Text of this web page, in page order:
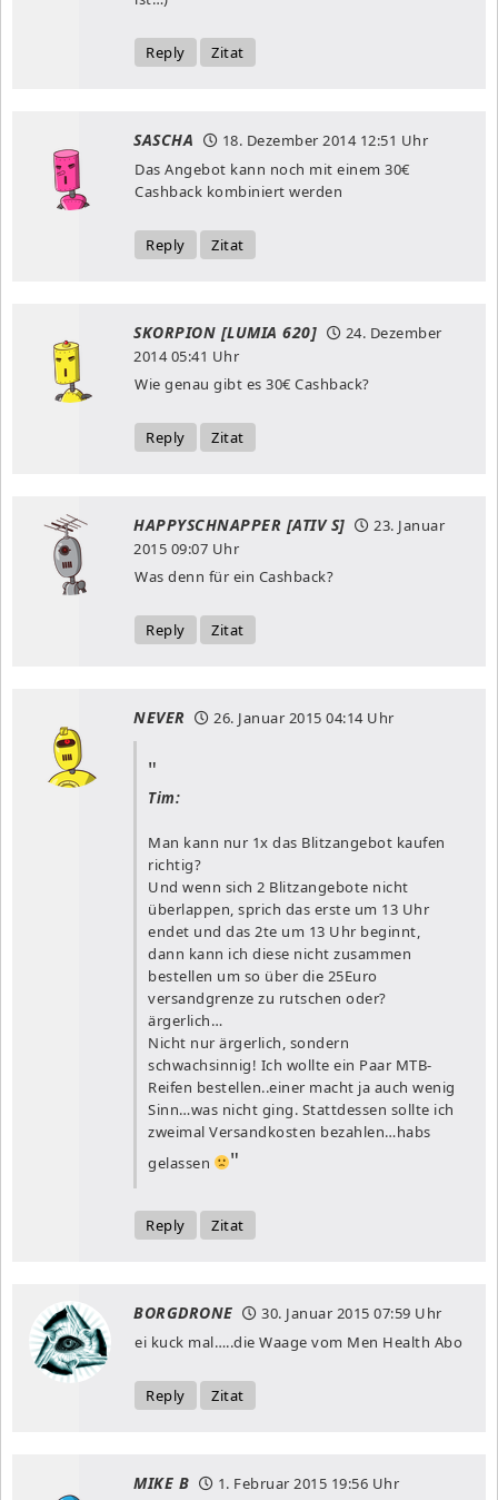
Reply Zitat
SASCHA 18. Dezember 201412:51 Uhr
Das Angebot kann noch mit einem 30€
Cashback kombiniert werden
Reply Zitat
SKORPION [LUMIA 620]
24. Dezember
201405:41 Uhr
Wie genau gibt es 30€ Cashback?
Reply Zitat
HAPPYSCHNAPPER [ATIV S]
23. Januar
2015 09:07 Uhr
Was denn für ein Cashback?
Reply Zitat
NEVER 26. Januar 2015 04:14 Uhr
Tim:
Man kann nur 1x das Blitzangebot kaufen
richtig?
Und wenn sich 2 Blitzangebote nicht
überlappen, sprich das erste um 13 Uhr
endet und das 2te um 13 Uhr beginnt,
dann kann ich diese nicht zusammen
bestellen um so über die 25Euro
versandgrenze zu rutschen oder?
ärgerlich…
Nicht nur ärgerlich, sondern
schwachsinnig! Ich wollte ein Paar MTB-
Reifen bestellen..einer macht ja auch wenig
Sinn…was nicht ging. Stattdessen sollte ich
zweimal Versandkosten bezahlen…habs
gelassen
Reply Zitat
BORGDRONE 30. Januar 2015 07:59 Uhr
ei kuck mal…..die Waage vom Men Health Abo
Reply Zitat
MIKE B 1. Februar 2015 19:56 Uhr